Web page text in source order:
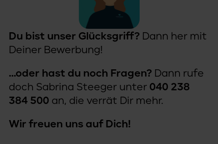
Du bist unser Glücksgriff?Dann her mit
Deiner Bewerbung!
...oder hast du noch Fragen?Dann rufe
doch Sabrina Steeger unter 040 238
384 500 an, die verrät Dir mehr.
Wir freuen uns auf Dich!